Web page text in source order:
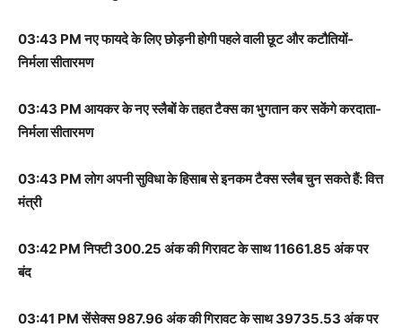
03:43 PM नए फायदे के लिए छोड़नी होगी पहले वाली छूट और कटौतियों-
निर्मला सीतारमण
03:43 PM आयकर के नए स्लैबों के तहत टैक्स का भुगतान कर सकेंगे करदाता-
निर्मला सीतारमण
03:43 PM लोग अपनी सुविधा के हिसाब से इनकम टैक्स स्लैब चुन सकते हैं: वित्त
मंत्री
03:42 PM निफ्टी 300.25 अंक की गिरावट के साथ 11661.85 अंक पर
बंद
03:41 PM सेंसेक्स 987.96 अंक की गिरावट के साथ 39735.53 अंक पर